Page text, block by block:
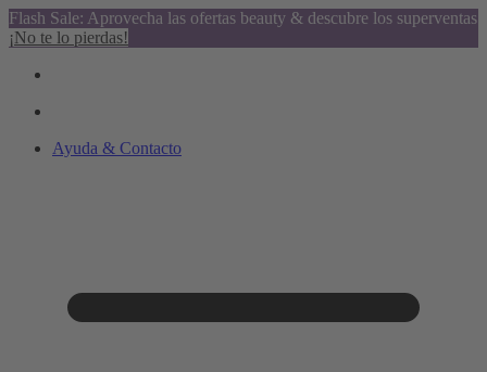
Flash Sale: Aprovecha las ofertas beauty & descubre los superventas
¡No te lo pierdas!
Ayuda & Contacto